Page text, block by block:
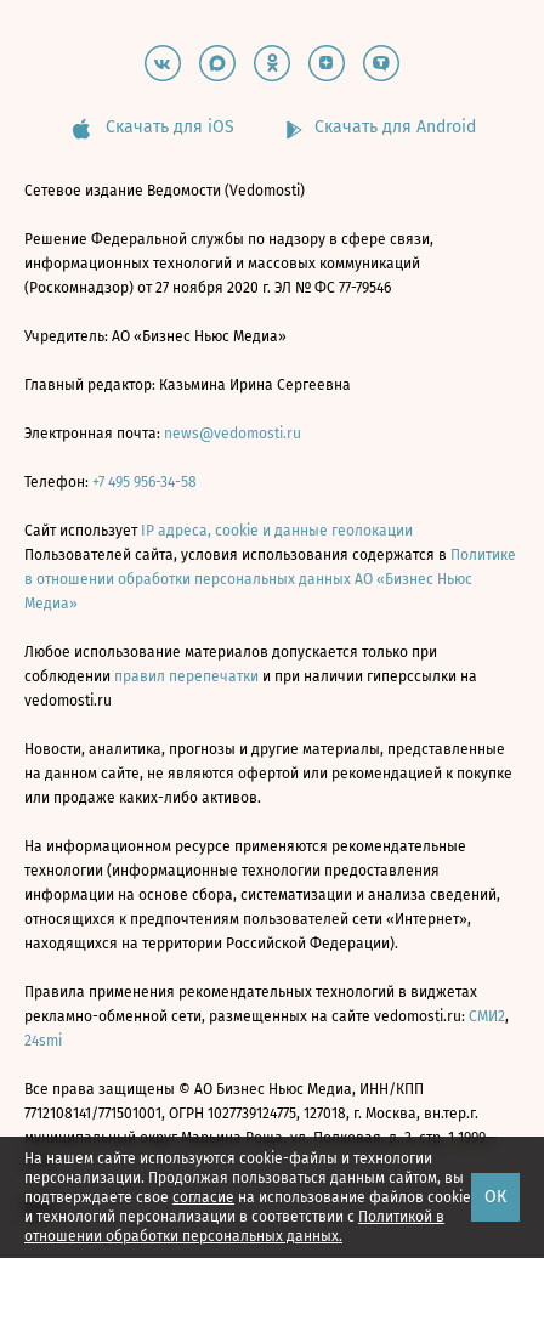
На нашем сайте используются cookie-файлы и технологии
персонализации. Продолжая пользоваться данным сайтом, вы
подтверждаете свое согласие на использование файлов cookie
и технологий персонализации в соответствии с Политикой в
отношении обработки персональных данных.
ОК
Скачать для iOS Скачать для Android
Сетевое издание Ведомости (Vedomosti)
Решение Федеральной службы по надзору в сфере связи,
информационных технологий и массовых коммуникаций
(Роскомнадзор) от 27 ноября 2020 г. ЭЛ № ФС 77-79546
Учредитель: АО «Бизнес Ньюс Медиа»
Главный редактор: Казьмина Ирина Сергеевна
Электронная почта: news@vedomosti.ru
Телефон: +7 495 956-34-58
Сайт использует IP адреса, cookie и данные геолокации
Пользователей сайта, условия использования содержатся в Политике
в отношении обработки персональных данных АО «Бизнес Ньюс
Медиа»
Любое использование материалов допускается только при
соблюдении правил перепечатки и при наличии гиперссылки на
vedomosti.ru
Новости, аналитика, прогнозы и другие материалы, представленные
на данном сайте, не являются офертой или рекомендацией к покупке
или продаже каких-либо активов.
На информационном ресурсе применяются рекомендательные
технологии (информационные технологии предоставления
информации на основе сбора, систематизации и анализа сведений,
относящихся к предпочтениям пользователей сети «Интернет»,
находящихся на территории Российской Федерации).
Правила применения рекомендательных технологий в виджетах
рекламно-обменной сети, размещенных на сайте vedomosti.ru: СМИ2,
24smi
Все права защищены © АО Бизнес Ньюс Медиа, ИНН/КПП
7712108141/771501001, ОГРН 1027739124775, 127018, г. Москва, вн.тер.г.
муниципальный округ Марьина Роща, ул. Полковая, д. 3, стр. 1 1999—
2026